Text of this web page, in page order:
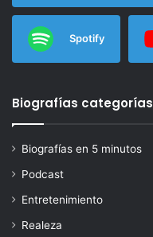
Spotify
Biografías categorías
Biografías en 5 minutos
Podcast
Entretenimiento
Realeza